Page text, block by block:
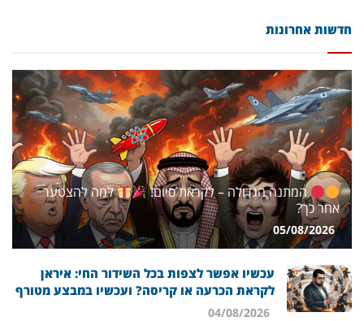
חדשות אחרונות
המתנה הגדולה – לקראת סיום!
למה להצטער
אחר כך?
05/08/2026
עכשיו אפשר לצפות בכל השידור החי: איראן
לקראת הכרעה או קריסה? ועכשיו במבצע מטורף